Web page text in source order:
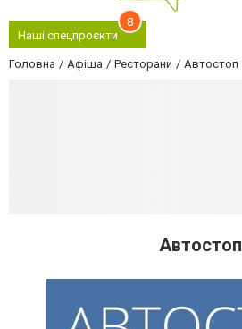
Наші спецпроєкти
8
Головна Афіша Ресторани Автостоп
Автостоп